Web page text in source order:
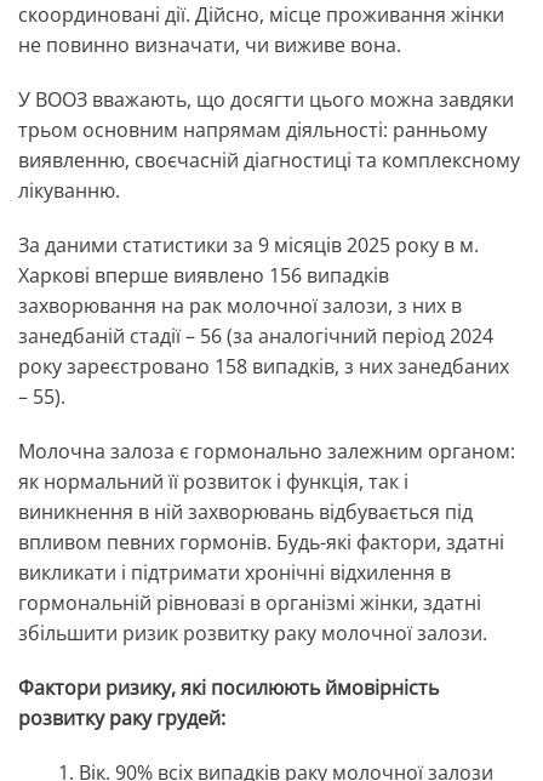
скоординовані дії. Дійсно, місце проживання жінки
не повинно визначати, чи виживе вона.
У ВООЗ вважають, що досягти цього можна завдяки
трьом основним напрямам діяльності: ранньому
виявленню, своєчасній діагностиці та комплексному
лікуванню.
За даними статистики за 9 місяців 2025 року в м.
Харкові вперше виявлено 156 випадків
захворювання на рак молочної залози, з них в
занедбаній стадії – 56 (за аналогічний період 2024
року зареєстровано 158 випадків, з них занедбаних
– 55).
Молочна залоза є гормонально залежним органом:
як нормальний її розвиток і функція, так і
виникнення в ній захворювань відбувається під
впливом певних гормонів. Будь-які фактори, здатні
викликати і підтримати хронічні відхилення в
гормональній рівновазі в організмі жінки, здатні
збільшити ризик розвитку раку молочної залози.
Фактори ризику, які посилюють ймовірність
розвитку раку грудей:
Вік. 90% всіх випадків раку молочної залози